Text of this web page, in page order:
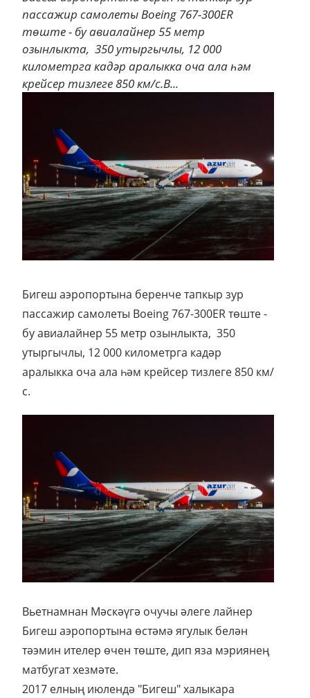
пассажир самолеты Boeing 767-300ER
төште - бу авиалайнер 55 метр
озынлыкта, 350 утыргычлы, 12 000
километрга кадәр аралыкка оча ала һәм
крейсер тизлеге 850 км/с.В...
Бигеш аэропортына беренче тапкыр зур
пассажир самолеты Boeing 767-300ER төште -
бу авиалайнер 55 метр озынлыкта, 350
утыргычлы, 12 000 километрга кадәр
аралыкка оча ала һәм крейсер тизлеге 850 км/
с.
Вьетнамнан Мәскәүгә очучы әлеге лайнер
Бигеш аэропортына өстәмә ягулык белән
тәэмин ителер өчен төште, дип яза мэриянең
матбугат хезмәте.
2017 елның июлендә "Бигеш" халыкара